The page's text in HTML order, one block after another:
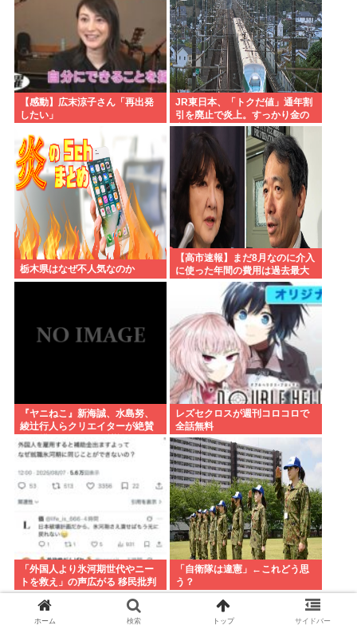
【感動】広末涼子さん「再出発
したい」
JR東日本、「トクだ値」通年割
引を廃止で炎上。すっかり金の
亡者と成り下がったな
栃木県はなぜ不人気なのか
【高市速報】まだ8月なのに介入
に使った年間の費用は過去最大
『ヤニねこ』新海誠、水島努、
綾辻行人らクリエイターが絶賛
過激描写はBPOでも議論に
レズセクロスが週刊コロコロで
全話無料
「外国人より氷河期世代やニー
トを救え」の声広がる 移民批判
してる層ってもしかして…
「自衛隊は違憲」←これどう思
う？
ホーム 検索 トップ サイドバー